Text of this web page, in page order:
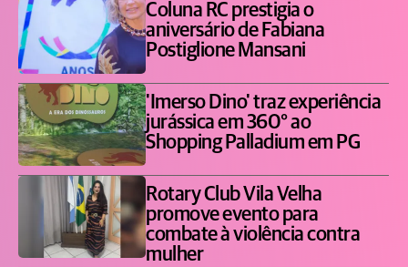
Coluna RC prestigia o
aniversário de Fabiana
Postiglione Mansani
'Imerso Dino' traz experiência
jurássica em 360° ao
Shopping Palladium em PG
Rotary Club Vila Velha
promove evento para
combate à violência contra
mulher